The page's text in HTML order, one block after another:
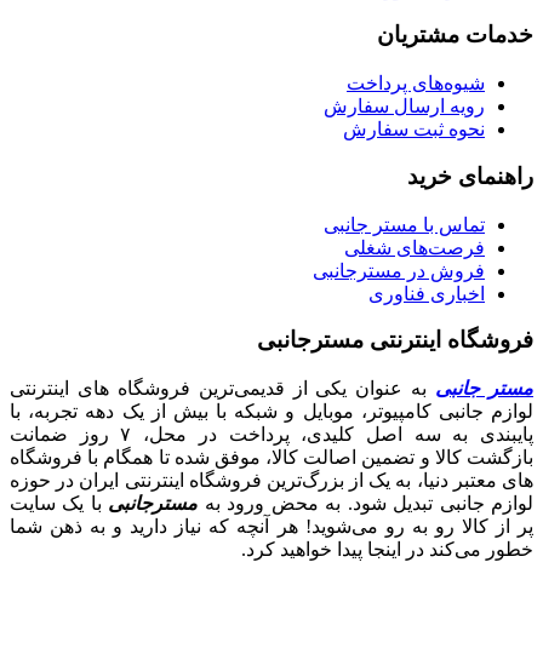
خدمات مشتریان
شیوه‌های پرداخت
رویه ارسال سفارش
نحوه ثبت سفارش
راهنمای خرید
تماس با مستر جانبی
فرصت‌های شغلی
فروش در مسترجانبی
اخباری فناوری
فروشگاه اینترنتی مسترجانبی
مستر جانبی به عنوان یکی از قدیمی‌ترین فروشگاه های اینترنتی
لوازم جانبی کامپیوتر، موبایل و شبکه با بیش از یک دهه تجربه، با
پایبندی به سه اصل کلیدی، پرداخت در محل، ۷ روز ضمانت
بازگشت کالا و تضمین اصالت کالا، موفق شده تا همگام با فروشگاه‌
های معتبر دنیا، به یک از بزرگ‌ترین فروشگاه اینترنتی ایران در حوزه
لوازم جانبی تبدیل شود. به محض ورود به مسترجانبی با یک سایت
پر از کالا رو به رو می‌شوید! هر آنچه که نیاز دارید و به ذهن شما
خطور می‌کند در اینجا پیدا خواهید کرد.